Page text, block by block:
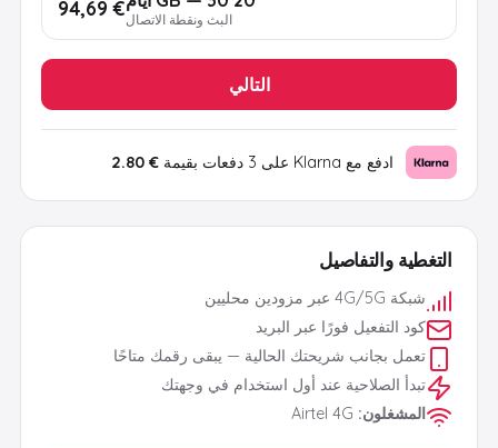
التغطية والتفاصيل
شبكة 4G/5G عبر مزودين محليين
كود التفعيل فورًا عبر البريد
تعمل بجانب شريحتك الحالية — يبقى رقمك متاحًا
تبدأ الصلاحية عند أول استخدام في وجهتك
المشغلون:
Airtel 4G
البث ونقطة الاتصال€ 94,69
التالي
ادفع مع Klarna على 3 دفعات بقيمة € 2.80